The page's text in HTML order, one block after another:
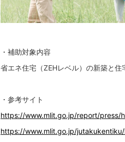
・補助対象内容
省エネ住宅（ZEHレベル）の新築と住
・参考サイト
https://www.mlit.go.jp/report/press/
https://www.mlit.go.jp/